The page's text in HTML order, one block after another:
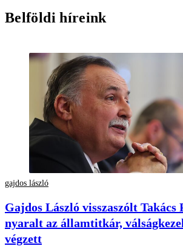
Belföldi híreink
gajdos lászló
Gajdos László visszaszólt Takács
nyaralt az államtitkár,
végzett